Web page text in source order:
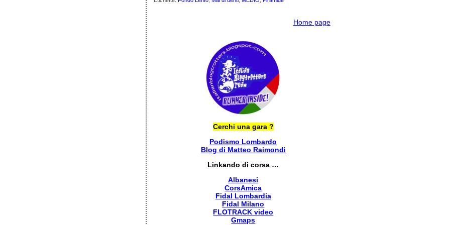
Home page
Cerchi una gara ?
Podismo Lombardo
Blog di Matteo Raimondi
Linkando di corsa …
Albanesi
CorsAmica
Fidal Lombardia
Fidal Milano
FLOTRACK video
Gmaps